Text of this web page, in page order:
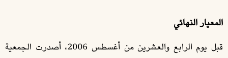
المعيار النهائي
قبل يوم الرابع والعشرين من أغسطس 2006، أصدرت الجمعية